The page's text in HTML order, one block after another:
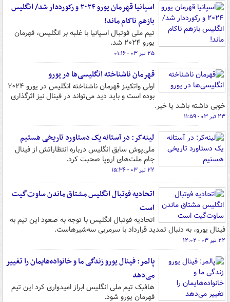
اسپانیا قهرمان یورو ۲۰۲۴ و رکورددار شد/ انگلیس
بازهم ناکام ماند!
تیم ملی فوتبال اسپانیا با غلبه بر انگلیس، قهرمان
یورو ۲۰۲۴ شد.
۲۵ تیر ۰۳ - ۰۱:۱۶
قهرمان ناشناخته انگلیسی‌ها در یورو
اولی واتکینز قهرمان ناشناخته انگلیس در یورو ۲۰۲۴
بوده است و باید دید می‌تواند در فینال نیز اثرگذاری
خوبی داشته باشد یا خیر.
۲۳ تیر ۰۳ - ۱۱:۵۹
لینه‌کر: در آستانه یک دستاورد تاریخی هستیم
ملی‌پوش سابق انگلیس درباره انتظاراتش از فینال
جام ملت‌های اروپا صحبت کرد.
۲۲ تیر ۰۳ - ۱۵:۳۶
اتحادیه فوتبال انگلیس مشتاق ماندن ساوت‌گیت
است
اتحادیه فوتبال انگلیس با توجه به صعود این تیم به
فینال یورو، به دنبال تمدید قرارداد با سرمربی سه‌شیرهاست.
۲۲ تیر ۰۳ - ۱۲:۰۲
پالمر: فینال یورو زندگی ما و خانواده‌هایمان را تغییر
می‌دهد
هافبک تیم ملی انگلیس ابراز امیدواری کرد این تیم
قهرمان یورو شود.